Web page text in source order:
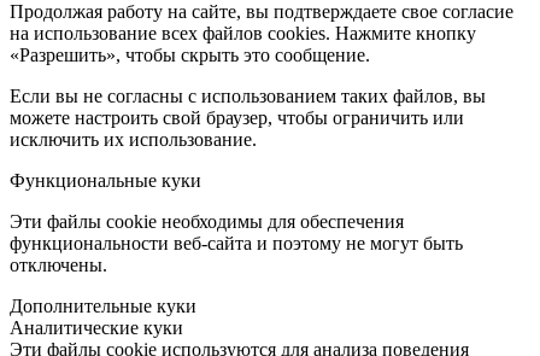
Продолжая работу на сайте, вы подтверждаете свое согласие
на использование всех файлов cookies. Нажмите кнопку
«Разрешить», чтобы скрыть это сообщение.
Если вы не согласны с использованием таких файлов, вы
можете настроить свой браузер, чтобы ограничить или
исключить их использование.
Функциональные куки
Эти файлы cookie необходимы для обеспечения
функциональности веб-сайта и поэтому не могут быть
отключены.
Дополнительные куки
Аналитические куки
Эти файлы cookie используются для анализа поведения